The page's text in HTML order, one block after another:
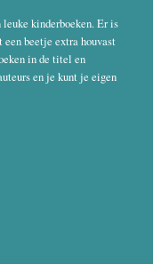
kinderboeken. Er is
beetje extra houvast
in de titel en
en je kunt je eigen